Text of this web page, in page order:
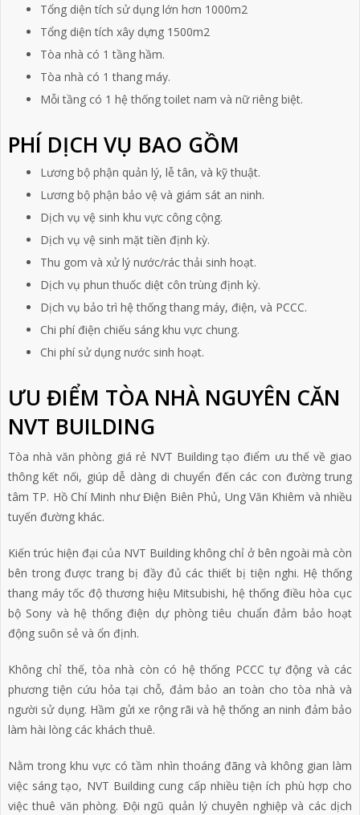
Tổng diện tích sử dụng lớn hơn 1000m2
Tổng diện tích xây dựng 1500m2
Tòa nhà có 1 tầng hầm.
Tòa nhà có 1 thang máy.
Mỗi tầng có 1 hệ thống toilet nam và nữ riêng biệt.
PHÍ DỊCH VỤ BAO GỒM
Lương bộ phận quản lý, lễ tân, và kỹ thuật.
Lương bộ phận bảo vệ và giám sát an ninh.
Dịch vụ vệ sinh khu vực công cộng.
Dịch vụ vệ sinh mặt tiền định kỳ.
Thu gom và xử lý nước/rác thải sinh hoạt.
Dịch vụ phun thuốc diệt côn trùng định kỳ.
Dịch vụ bảo trì hệ thống thang máy, điện, và PCCC.
Chi phí điện chiếu sáng khu vực chung.
Chi phí sử dụng nước sinh hoạt.
ƯU ĐIỂM TÒA NHÀ NGUYÊN CĂN
NVT BUILDING
Tòa nhà văn phòng giá rẻ NVT Building tạo điểm ưu thế về giao
thông kết nối, giúp dễ dàng di chuyển đến các con đường trung
tâm TP. Hồ Chí Minh như Điện Biên Phủ, Ung Văn Khiêm và nhiều
tuyến đường khác.
Kiến trúc hiện đại của NVT Building không chỉ ở bên ngoài mà còn
bên trong được trang bị đầy đủ các thiết bị tiện nghi. Hệ thống
thang máy tốc độ thương hiệu Mitsubishi, hệ thống điều hòa cục
bộ Sony và hệ thống điện dự phòng tiêu chuẩn đảm bảo hoạt
động suôn sẻ và ổn định.
Không chỉ thế, tòa nhà còn có hệ thống PCCC tự động và các
phương tiện cứu hỏa tại chỗ, đảm bảo an toàn cho tòa nhà và
người sử dụng. Hầm gửi xe rộng rãi và hệ thống an ninh đảm bảo
làm hài lòng các khách thuê.
Nằm trong khu vực có tầm nhìn thoáng đãng và không gian làm
việc sáng tạo, NVT Building cung cấp nhiều tiện ích phù hợp cho
việc thuê văn phòng. Đội ngũ quản lý chuyên nghiệp và các dịch